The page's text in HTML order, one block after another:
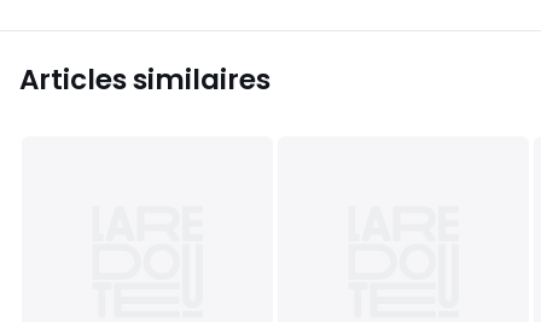
Articles similaires